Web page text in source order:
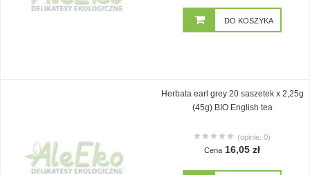
DO KOSZYKA
Herbata earl grey 20 saszetek x 2,25g
(45g) BIO English tea
(opinie: 0)
Cena 16,05 zł